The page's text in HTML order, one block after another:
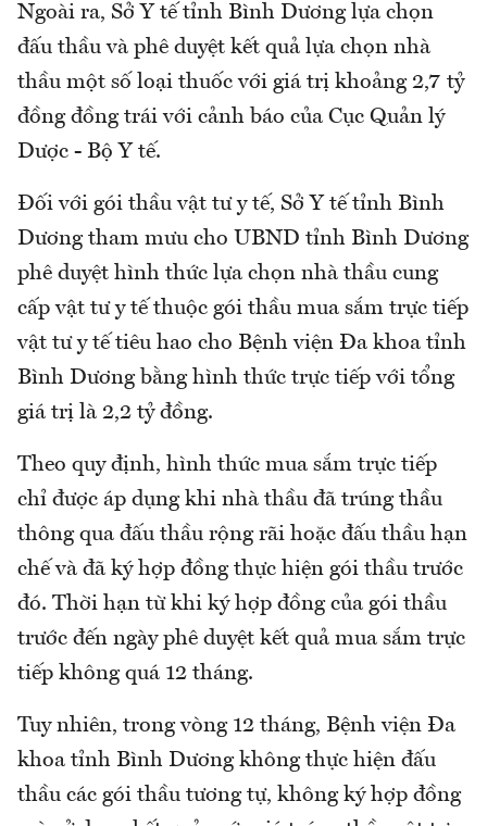
Ngoài ra, Sở Y tế tỉnh Bình Dương lựa chọn
đấu thầu và phê duyệt kết quả lựa chọn nhà
thầu một số loại thuốc với giá trị khoảng 2,7 tỷ
đồng đồng trái với cảnh báo của Cục Quản lý
Dược - Bộ Y tế.
Đối với gói thầu vật tư y tế, Sở Y tế tỉnh Bình
Dương tham mưu cho UBND tỉnh Bình Dương
phê duyệt hình thức lựa chọn nhà thầu cung
cấp vật tư y tế thuộc gói thầu mua sắm trực tiếp
vật tư y tế tiêu hao cho Bệnh viện Đa khoa tỉnh
Bình Dương bằng hình thức trực tiếp với tổng
giá trị là 2,2 tỷ đồng.
Theo quy định, hình thức mua sắm trực tiếp
chỉ được áp dụng khi nhà thầu đã trúng thầu
thông qua đấu thầu rộng rãi hoặc đấu thầu hạn
chế và đã ký hợp đồng thực hiện gói thầu trước
đó. Thời hạn từ khi ký hợp đồng của gói thầu
trước đến ngày phê duyệt kết quả mua sắm trực
tiếp không quá 12 tháng.
Tuy nhiên, trong vòng 12 tháng, Bệnh viện Đa
khoa tỉnh Bình Dương không thực hiện đấu
thầu các gói thầu tương tự, không ký hợp đồng